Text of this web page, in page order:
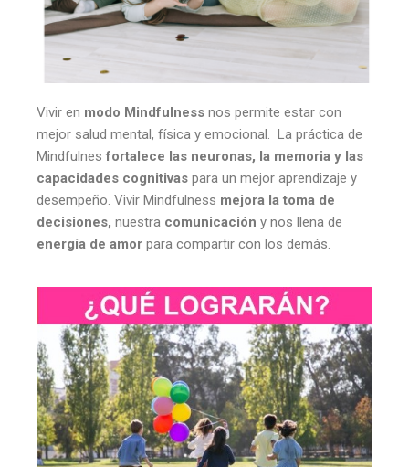
Vivir en modo Mindfulness nos permite estar con
mejor salud mental, física y emocional. La práctica de
Mindfulnesfortalece las neuronas, la memoria y las
capacidades cognitivas para un mejor aprendizaje y
desempeño. Vivir Mindfulness mejora la toma de
decisiones, nuestra comunicación y nos llena de
energía de amor para compartir con los demás.